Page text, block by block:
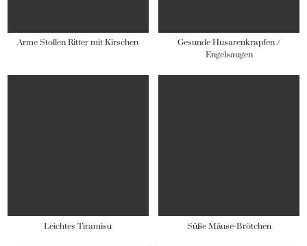
Arme Stollen Ritter mit Kirschen
Gesunde Husarenkrapfen /
Engelsaugen
Leichtes Tiramisu Süße Mäuse-Brötchen